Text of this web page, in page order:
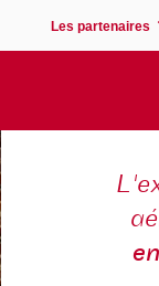
Les partenaires